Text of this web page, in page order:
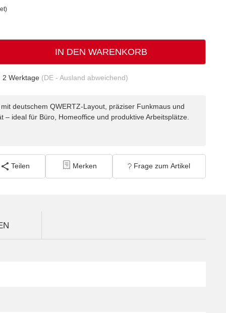
IN DEN WARENKORB
2 Werktage (DE - Ausland abweichend)
deutschem QWERTZ-Layout, präziser Funkmaus und
– ideal für Büro, Homeoffice und produktive Arbeitsplätze.
Teilen Merken Frage zum Artikel